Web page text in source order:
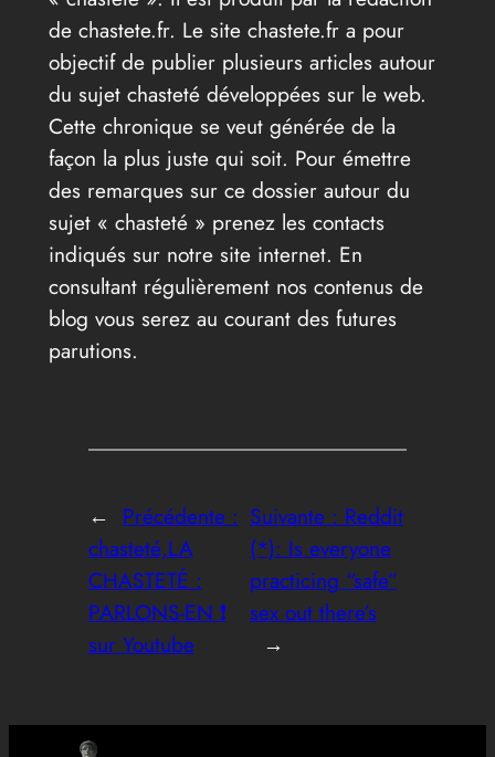
de chastete.fr. Le site chastete.fr a pour
objectif de publier plusieurs articles autour
du sujet chasteté développées sur le web.
Cette chronique se veut générée de la
façon la plus juste qui soit. Pour émettre
des remarques sur ce dossier autour du
sujet « chasteté » prenez les contacts
indiqués sur notre site internet. En
consultant régulièrement nos contenus de
blog vous serez au courant des futures
parutions.
← Précédente :
chasteté,LA
CHASTETÉ :
PARLONS-EN ❗
sur Youtube
Suivante : Reddit
(*): Is everyone
practicing “safe”
sex out there’s
→